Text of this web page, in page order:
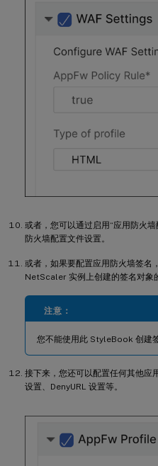
或者，您可以通过启用“应用防火
防火墙配置文件设置。
或者，如果要配置应用防火墙签名
NetScaler 实例上创建的签名对象
注意：
您不能使用此 StyleBook 创建
接下来，您还可以配置任何其他应
设置、DenyURL 设置等。